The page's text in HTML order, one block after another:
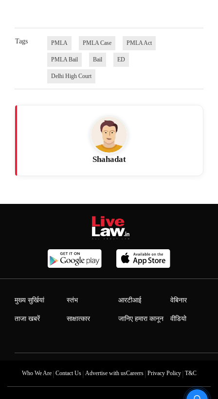
Tags PMLA PMLA Case PMLA Act
PMLA Bail Bail ED
Delhi High Court
Shahadat
मुख्य सुर्खियां
ताजा खबरें
स्तंभ
साक्षात्कार
आरटीआई
जानिए हमारा कानून
वेबिनार
वीडियो
Who We Are| Contact Us| Advertise with usCareers| Privacy Policy| T&C